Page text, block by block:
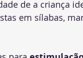
de a criança
em sílabas,